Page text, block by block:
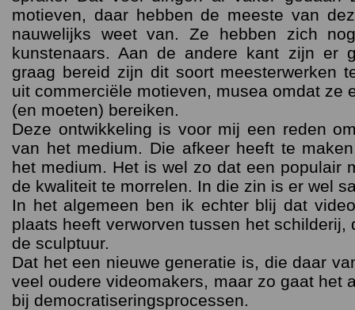
motieven, daar hebben de meeste van
nauwelijks weet van. Ze hebben zich
kunstenaars. Aan de andere kant zijn er
graag bereid zijn dit soort meesterwerken
uit commerciële motieven, musea omdat ze
(en moeten) bereiken.
Deze ontwikkeling is voor mij een reden
van het medium. Die afkeer heeft te
het medium. Het is wel zo dat een populair
de kwaliteit te morrelen. In die zin is er wel
In het algemeen ben ik echter blij dat
plaats heeft verworven tussen het schilderij,
de sculptuur.
Dat het een nieuwe generatie is, die daar
veel oudere videomakers, maar zo gaat het
bij democratiseringsprocessen.